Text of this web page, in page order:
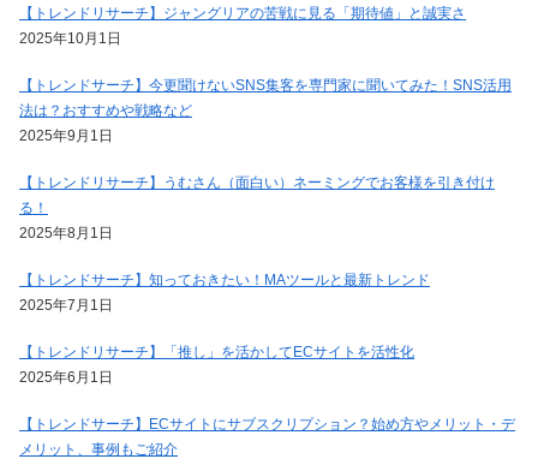
【トレンドリサーチ】ジャングリアの苦戦に見る「期待値」と誠実さ
2025年10月1日
【トレンドサーチ】今更聞けないSNS集客を専門家に聞いてみた！SNS活用
法は？おすすめや戦略など
2025年9月1日
【トレンドリサーチ】うむさん（面白い）ネーミングでお客様を引き付け
る！
2025年8月1日
【トレンドサーチ】知っておきたい！MAツールと最新トレンド
2025年7月1日
【トレンドリサーチ】「推し」を活かしてECサイトを活性化
2025年6月1日
【トレンドサーチ】ECサイトにサブスクリプション？始め方やメリット・デ
メリット、事例もご紹介